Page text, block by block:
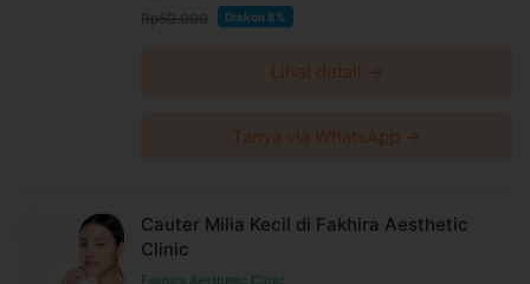
Rp50.000 Diskon 8%
Lihat detail →
Tanya via WhatsApp →
Cauter Milia Kecil di Fakhira Aesthetic
Clinic
Fakhira Aesthetic Clinic